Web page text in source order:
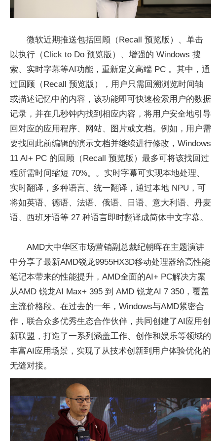
微软近期推送包括回顾（Recall 预览版）、单击
以执行（Click to Do 预览版）、增强的 Windows 搜
索、实时字幕等AI功能，重新定义高端 PC 。其中，通
过回顾（Recall 预览版），用户只需回溯浏览时间轴
或描述记忆中的内容，该功能即可快速检索用户的数据
记录，并在几秒钟内找到相应内容，将用户安全地引导
回对应的应用程序、网站、图片或文档。例如，用户需
要找回此前编辑的演示文档并继续进行修改，Windows
11 AI+ PC 的回顾（Recall 预览版）最多可将该找回过
程所需时间缩短 70%。。实时字幕可实现本地处理、
实时翻译，多种语言、统一翻译，通过本地 NPU，可
将如英语、德语、法语、俄语、日语、意大利语、丹麦
语、西班牙语等 27 种语言即时翻译成简体中文字幕。
AMD大中华区市场营销副总裁纪朝晖在主题演讲
中分享了最新AMD锐龙9955HX3D移动处理器给高性能
笔记本带来的性能提升，AMD全面的AI+ PC解决方案
从AMD 锐龙AI Max+ 395 到 AMD 锐龙AI 7 350，覆盖
主流价格段。在过去的一年，Windows与AMD紧密合
作，联合众多优秀生态合作伙伴，共同创建了AI应用创
新联盟，打造了一系列涵盖工作、创作和娱乐等领域的
丰富AI应用场景，实现了从技术创新到用户体验优化的
无缝对接。